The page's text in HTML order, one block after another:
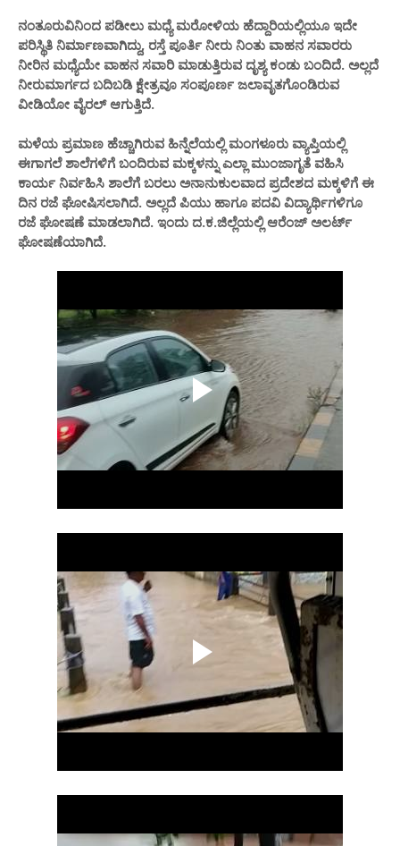
ನಂತೂರುವಿನಿಂದ ಪಡೀಲು ಮಧ್ಯೆ ಮರೋಳಿಯ ಹೆದ್ದಾರಿಯಲ್ಲಿಯೂ ಇದೇ
ಪರಿಸ್ಥಿತಿ ನಿರ್ಮಾಣವಾಗಿದ್ದು, ರಸ್ತೆ ಪೂರ್ತಿ ನೀರು ನಿಂತು ವಾಹನ ಸವಾರರು
ನೀರಿನ ಮಧ್ಯೆಯೇ ವಾಹನ ಸವಾರಿ ಮಾಡುತ್ತಿರುವ ದೃಶ್ಯ ಕಂಡು ಬಂದಿದೆ. ಅಲ್ಲದೆ
ನೀರುಮಾರ್ಗದ ಬದಿಬಡಿ ಕ್ಷೇತ್ರವೂ ಸಂಪೂರ್ಣ ಜಲಾವೃತಗೊಂಡಿರುವ
ವೀಡಿಯೋ ವೈರಲ್ ಆಗುತ್ತಿದೆ.
ಮಳೆಯ ಪ್ರಮಾಣ ಹೆಚ್ಚಾಗಿರುವ ಹಿನ್ನೆಲೆಯಲ್ಲಿ ಮಂಗಳೂರು ವ್ಯಾಪ್ತಿಯಲ್ಲಿ
ಈಗಾಗಲೆ ಶಾಲೆಗಳಿಗೆ ಬಂದಿರುವ ಮಕ್ಕಳನ್ನು ಎಲ್ಲಾ ಮುಂಜಾಗೃತೆ ವಹಿಸಿ
ಕಾರ್ಯ ನಿರ್ವಹಿಸಿ ಶಾಲೆಗೆ ಬರಲು ಅನಾನುಕುಲವಾದ ಪ್ರದೇಶದ ಮಕ್ಕಳಿಗೆ ಈ
ದಿನ ರಜೆ ಘೋಷಿಸಲಾಗಿದೆ. ಅಲ್ಲದೆ ಪಿಯು ಹಾಗೂ ಪದವಿ ವಿದ್ಯಾರ್ಥಿಗಳಿಗೂ
ರಜೆ ಘೋಷಣೆ ಮಾಡಲಾಗಿದೆ. ಇಂದು ದ.ಕ.ಜಿಲ್ಲೆಯಲ್ಲಿ ಆರೆಂಜ್ ಅಲರ್ಟ್
ಘೋಷಣೆಯಾಗಿದೆ.